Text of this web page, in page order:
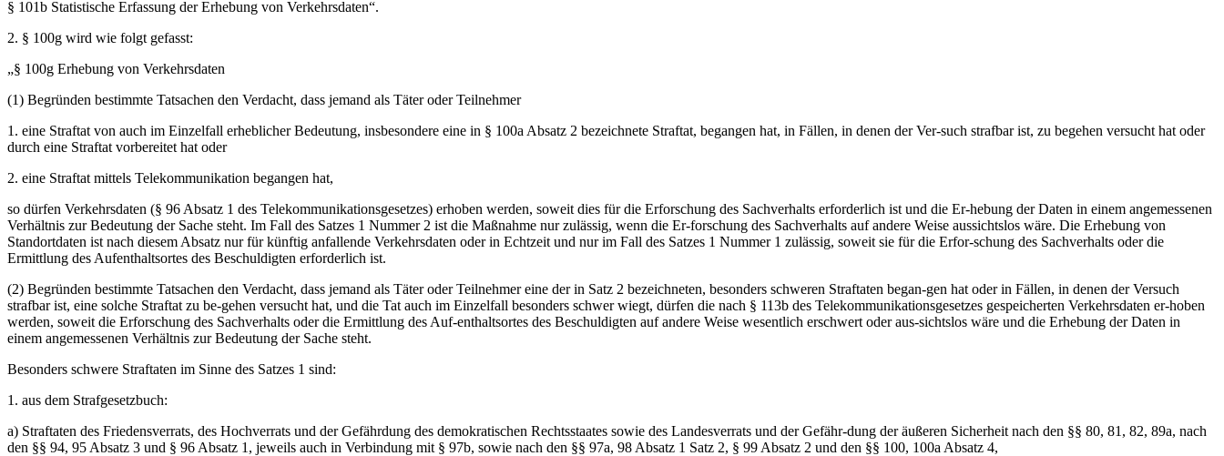
§ 101b Statistische Erfassung der Erhebung von Verkehrsdaten“.
2. § 100g wird wie folgt gefasst:
„§ 100g Erhebung von Verkehrsdaten
(1) Begründen bestimmte Tatsachen den Verdacht, dass jemand als Täter oder Teilnehmer
1. eine Straftat von auch im Einzelfall erheblicher Bedeutung, insbesondere eine in § 100a Absatz 2 bezeichnete Straftat, begangen hat, in Fällen, in denen der Ver-such strafbar ist, zu begehen versucht hat oder
durch eine Straftat vorbereitet hat oder
2. eine Straftat mittels Telekommunikation begangen hat,
so dürfen Verkehrsdaten (§ 96 Absatz 1 des Telekommunikationsgesetzes) erhoben werden, soweit dies für die Erforschung des Sachverhalts erforderlich ist und die Er-hebung der Daten in einem angemessenen
Verhältnis zur Bedeutung der Sache steht. Im Fall des Satzes 1 Nummer 2 ist die Maßnahme nur zulässig, wenn die Er-forschung des Sachverhalts auf andere Weise aussichtslos wäre. Die Erhebung von
Standortdaten ist nach diesem Absatz nur für künftig anfallende Verkehrsdaten oder in Echtzeit und nur im Fall des Satzes 1 Nummer 1 zulässig, soweit sie für die Erfor-schung des Sachverhalts oder die
Ermittlung des Aufenthaltsortes des Beschuldigten erforderlich ist.
(2) Begründen bestimmte Tatsachen den Verdacht, dass jemand als Täter oder Teilnehmer eine der in Satz 2 bezeichneten, besonders schweren Straftaten began-gen hat oder in Fällen, in denen der Versuch
strafbar ist, eine solche Straftat zu be-gehen versucht hat, und die Tat auch im Einzelfall besonders schwer wiegt, dürfen die nach § 113b des Telekommunikationsgesetzes gespeicherten Verkehrsdaten er-hoben
werden, soweit die Erforschung des Sachverhalts oder die Ermittlung des Auf-enthaltsortes des Beschuldigten auf andere Weise wesentlich erschwert oder aus-sichtslos wäre und die Erhebung der Daten in
einem angemessenen Verhältnis zur Bedeutung der Sache steht.
Besonders schwere Straftaten im Sinne des Satzes 1 sind:
1. aus dem Strafgesetzbuch:
a) Straftaten des Friedensverrats, des Hochverrats und der Gefährdung des demokratischen Rechtsstaates sowie des Landesverrats und der Gefähr-dung der äußeren Sicherheit nach den §§ 80, 81, 82, 89a, nach
den §§ 94, 95 Absatz 3 und § 96 Absatz 1, jeweils auch in Verbindung mit § 97b, sowie nach den §§ 97a, 98 Absatz 1 Satz 2, § 99 Absatz 2 und den §§ 100, 100a Absatz 4,